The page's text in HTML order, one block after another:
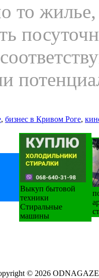
то
, бизнес в Кривом Роге,
Выкуп бытовой
техники
Стиральные
машины
© 2026